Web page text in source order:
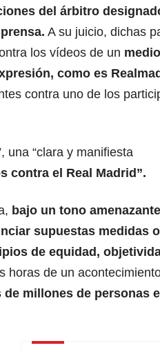
del árbitro
A su juicio, dichas
los vídeos de un
como es
contra uno de los
una “clara y manifiesta
contra el Real Madrid”.
bajo un tono
supuestas medidas o
de equidad,
horas de un
millones de personas